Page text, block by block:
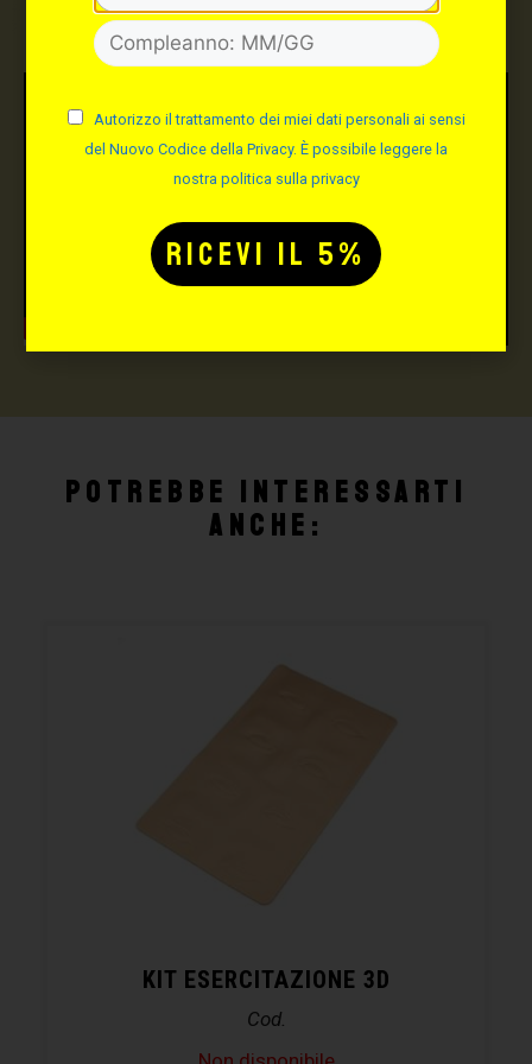
Potrebbe interessarti
anche:
KIT ESERCITAZIONE 3D
Cod.
Autorizzo il trattamento dei miei dati personali ai sensi
del Nuovo Codice della Privacy. È possibile leggere la
nostra politica sulla privacy